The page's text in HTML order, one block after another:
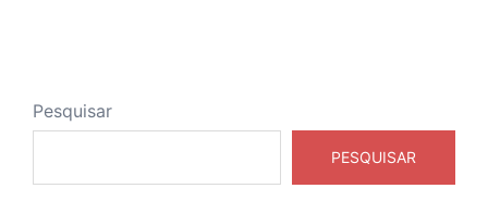
Pesquisar
PESQUISAR